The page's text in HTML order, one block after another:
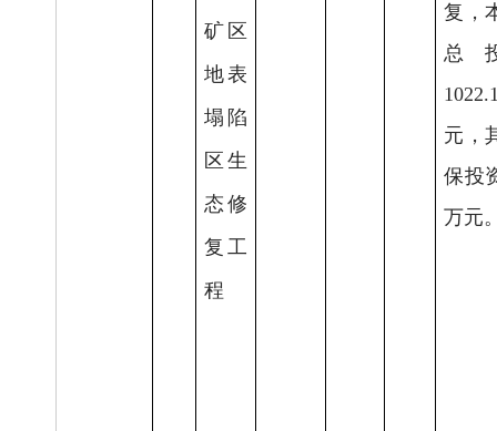
矿区
地表
塌陷
区生
态修
复工
程
复，
总
元，
保投
万元